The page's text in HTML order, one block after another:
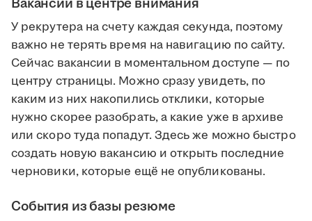
У рекрутера на счету каждая секунда, поэтому
важно не терять время на навигацию по сайту.
Сейчас вакансии в моментальном доступе — по
центру страницы. Можно сразу увидеть, по
каким из них накопились отклики, которые
нужно скорее разобрать, а какие уже в архиве
или скоро туда попадут. Здесь же можно быстро
создать новую вакансию и открыть последние
черновики, которые ещё не опубликованы.
События из базы резюме